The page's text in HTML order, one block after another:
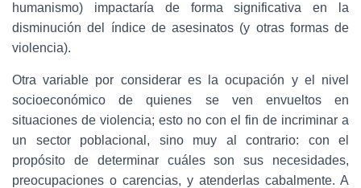
humanismo) impactaría de forma significativa en la
disminución del índice de asesinatos (y otras formas de
violencia).
Otra variable por considerar es la ocupación y el nivel
socioeconómico de quienes se ven envueltos en
situaciones de violencia; esto no con el fin de incriminar a
un sector poblacional, sino muy al contrario: con el
propósito de determinar cuáles son sus necesidades,
preocupaciones o carencias, y atenderlas cabalmente. A